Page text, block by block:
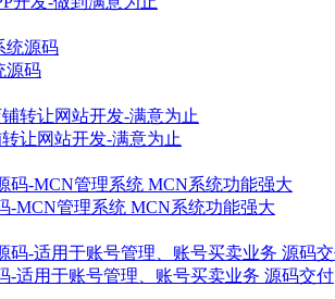
源码
让网站开发-满意为止
-MCN管理系统 MCN系统功能强大
-适用于账号管理、账号买卖业务 源码交付